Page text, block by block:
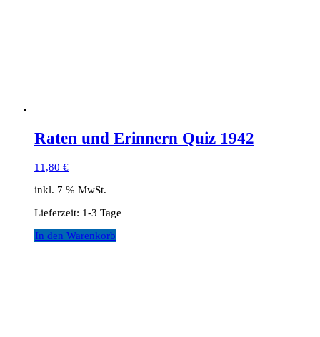
Raten und Erinnern Quiz 1942
11,80 €
inkl. 7 % MwSt.
Lieferzeit: 1-3 Tage
In den Warenkorb